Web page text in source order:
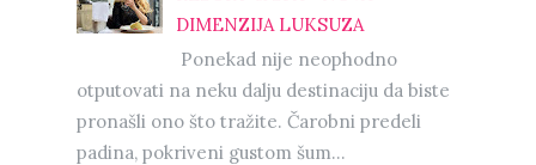
DIMENZIJA LUKSUZA
Ponekad nije neophodno
otputovati na neku dalju destinaciju da biste
pronašli ono što tražite. Čarobni predeli
padina, pokriveni gustom šum...